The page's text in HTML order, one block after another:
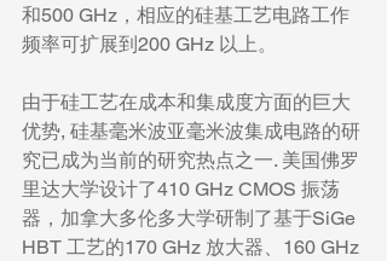
和500 GHz，相应的硅基工艺电路工作
频率可扩展到200 GHz 以上。
由于硅工艺在成本和集成度方面的巨大
优势, 硅基毫米波亚毫米波集成电路的研
究已成为当前的研究热点之一. 美国佛罗
里达大学设计了410 GHz CMOS 振荡
器，加拿大多伦多大学研制了基于SiGe
HBT 工艺的170 GHz 放大器、160 GHz